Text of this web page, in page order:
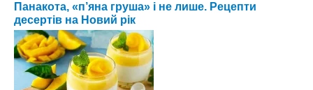
Панакота, «п’яна груша» і не лише. Рецепти
десертів на Новий рік